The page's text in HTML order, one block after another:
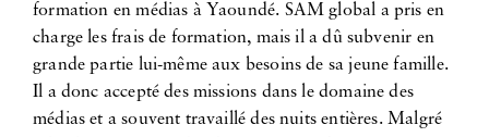
formation en médias à Yaoundé. SAM global a pris en
charge les frais de formation, mais il a dû subvenir en
grande partie lui-même aux besoins de sa jeune famille.
Il a donc accepté des missions dans le domaine des
médias et a souvent travaillé des nuits entières. Malgré